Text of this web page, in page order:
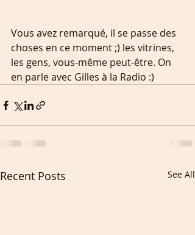
Vous avez remarqué, il se passe des
choses en ce moment ;) les vitrines,
les gens, vous-même peut-être. On
en parle avec Gilles à la Radio :)
Recent Posts See All